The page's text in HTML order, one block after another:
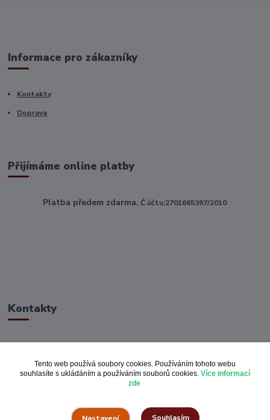
Informace pro zákazníky
Kontakty
Doprava
Přijímáme online platby
Platba předem zdarma. Č.účtu:2701665397/2010
Kontakty
Tento web používá soubory cookies. Používáním tohoto webu
souhlasíte s ukládáním a používáním souborů cookies. Více informací
zde
Nastavení Souhlasím